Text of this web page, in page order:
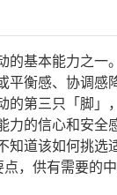
的基本能力之一
平衡感、协调感
的第三只「脚」
力的信心和安全
知道该如何挑选
，供有需要的中